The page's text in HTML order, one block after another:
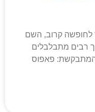
לחופשה קרוב, השם
רבים מתבלבלים
פאפוס